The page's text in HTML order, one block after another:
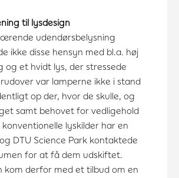
til lysdesign
udendørsbelysning
ikke disse hensyn med bl.a. høj
og et hvidt lys, der stressede
var lamperne ikke i stand
op der, hvor de skulle, og
samt behovet for vedligehold
lyskilder har en
DTU Science Park kontaktede
for at få dem udskiftet.
kom derfor med et tilbud om en